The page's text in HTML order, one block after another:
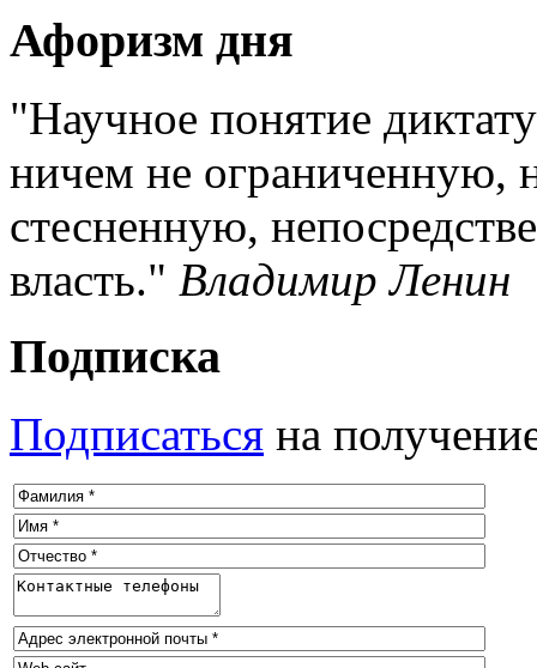
Афоризм дня
Научное понятие
ничем не ограниченную,
стесненную,
власть.
Владимир Ленин
Подписка
Подписаться на